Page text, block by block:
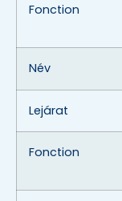
Fonction
Név
Lejárat
Fonction